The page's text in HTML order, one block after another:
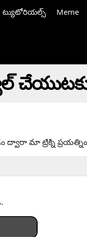
ట్యుటోరియల్స్ Meme
ద్వారా మా ట్రిక్ని